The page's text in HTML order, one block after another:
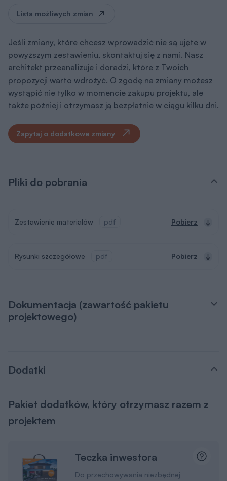
Lista możliwych zmian
Jeśli zmiany, które chcesz wprowadzić nie są ujęte w
powyższym zestawieniu, skontaktuj się z nami. Nasz
architekt przeanalizuje i doradzi, które z Twoich
propozycji warto wdrożyć. O zgodę na zmiany możesz
wystąpić nie tylko w momencie zakupu projektu, ale
także później i otrzymasz ją bezpłatnie w ciągu kilku dni.
Zapytaj o dodatkowe zmiany
Pliki do pobrania
Zestawienie materiałów pdf Pobierz
Rysunki szczegółowe pdf Pobierz
Dokumentacja (zawartość pakietu
projektowego)
Dodatki
Pakiet dodatków, który otrzymasz razem z
projektem
Teczka inwestora
Do przechowywania niezbędnej